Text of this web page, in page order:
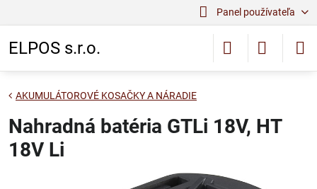
Panel používateľa
ELPOS s.r.o.
AKUMULÁTOROVÉ KOSAČKY A NÁRADIE
Nahradná batéria GTLi 18V, HT
18V Li